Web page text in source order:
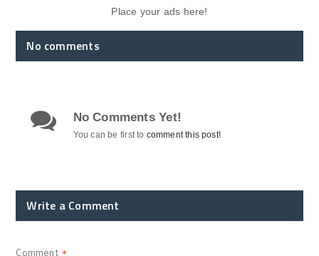
Place your ads here!
No comments
No Comments Yet!
You can be first to comment this post!
Write a Comment
Comment